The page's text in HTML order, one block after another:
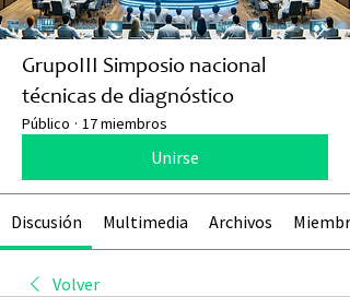
GrupoIII Simposio nacional
técnicas de diagnóstico
Público · 17 miembros
Unirse
Discusión Multimedia Archivos
Volver